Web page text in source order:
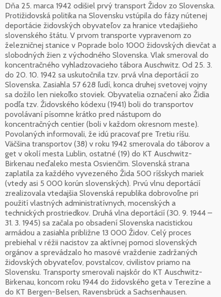
Dňa 25. marca 1942 odišiel prvý transport Židov zo Slovenska.
Protižidovská politika na Slovensku vstúpila do fázy nútenej
deportácie židovských obyvateľov za hranice vtedajšieho
slovenského štátu. V prvom transporte vypravenom zo
železničnej stanice v Poprade bolo 1000 židovských dievčat a
slobodných žien z východného Slovenska. Vlak smeroval do
koncentračného vyhladzovacieho tábora Auschwitz. Od 25. 3.
do 20. 10. 1942 sa uskutočnila tzv. prvá vlna deportácií zo
Slovenska. Zasiahla 57 628 ľudí, konca druhej svetovej vojny
sa dožilo len niekoľko stoviek. Obyvatelia označení ako Židia
podľa tzv. Židovského kódexu (1941) boli do transportov
povolávaní písomne krátko pred nástupom do
koncentračných centier (boli v každom okresnom meste).
Povolaných informovali, že idú pracovať pre Tretiu ríšu.
Väčšina transportov (38) v roku 1942 smerovala do táborov a
get v okolí mesta Lublin, ostatné (19) do KT Auschwitz-
Birkenau neďaleko mesta Osvienčim. Slovenská strana
zaplatila za každého vyvezeného Žida 500 ríšskych mariek
(vtedy asi 5 000 korún slovenských). Prvú vlnu deportácií
zrealizovala vtedajšia Slovenská republika dobrovoľne pri
použití vlastných administratívnych, mocenských a
technických prostriedkov. Druhá vlna deportácií (30. 9. 1944 –
31. 3. 1945) sa začala po obsadení Slovenska nacistickou
armádou a zasiahla približne 13 000 Židov. Celý proces
prebiehal v réžii nacistov za aktívnej pomoci slovenských
orgánov a sprevádzalo ho masové vraždenie zadržaných
židovských obyvateľov, povstalcov, civilistov priamo na
Slovensku. Transporty smerovali najskôr do KT Auschwitz-
Birkenau, koncom roku 1944 do židovského geta v Terezíne a
do KT Bergen-Belsen, Ravensbrück a Sachsenhausen.